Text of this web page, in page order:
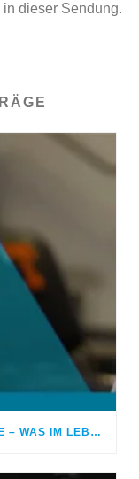
dieser Sendung.
GOLDMEDAILLEN, GRENZEN, GLAUBE – WAS IM LEBEN WIRKLICH ZÄHLT